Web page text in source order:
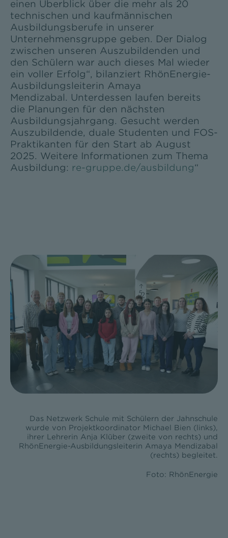
einen Überblick über die mehr als 20
technischen und kaufmännischen
Ausbildungsberufe in unserer
Unternehmensgruppe geben. Der Dialog
zwischen unseren Auszubildenden und
den Schülern war auch dieses Mal wieder
ein voller Erfolg“, bilanziert RhönEnergie-
Ausbildungsleiterin Amaya
Mendizabal. Unterdessen laufen bereits
die Planungen für den nächsten
Ausbildungsjahrgang. Gesucht werden
Auszubildende, duale Studenten und FOS-
Praktikanten für den Start ab August
2025. Weitere Informationen zum Thema
Ausbildung: re-gruppe.de/ausbildung“
Das Netzwerk Schule mit Schülern der Jahnschule
wurde von Projektkoordinator Michael Bien (links),
ihrer Lehrerin Anja Klüber (zweite von rechts) und
RhönEnergie-Ausbildungsleiterin Amaya Mendizabal
(rechts) begleitet.
Foto: RhönEnergie